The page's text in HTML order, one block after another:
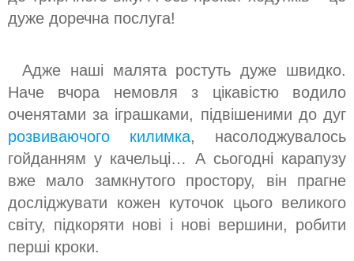
дуже доречна послуга!
Адже наші малята ростуть дуже швидко.
Наче вчора немовля з цікавістю водило
оченятами за іграшками, підвішеними до дуг
розвиваючого килимка, насолоджувалось
гойданням у качельці… А сьогодні карапузу
вже мало замкнутого простору, він прагне
досліджувати кожен куточок цього великого
світу, підкоряти нові і нові вершини, робити
перші кроки.